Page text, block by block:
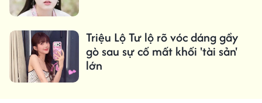
Triệu Lộ Tư lộ rõ vóc dáng gầy
gò sau sự cố mất khối 'tài sản'
lớn